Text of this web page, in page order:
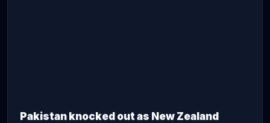
Pakistan knocked out as New Zealand